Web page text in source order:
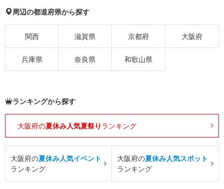
周辺の都道府県から探す
関西 滋賀県 京都府 大阪府
兵庫県 奈良県 和歌山県
ランキングから探す
大阪府の夏休み人気夏祭り ランキング
大阪府の夏休み人気イベント
ランキング
大阪府の夏休み人気スポット
ランキング